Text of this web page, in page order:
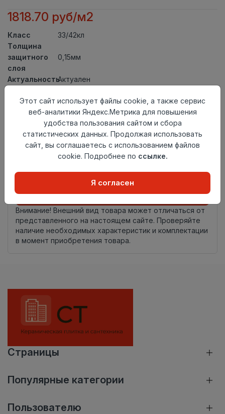
1818.70 руб/м2
Класс
33/42кл
Толщина
защитного
слоя
0,15мм
АктуальностьАктуален
Размер
доски
1200x180мм
Теплый пол
до +27 градусов
Способ
укладки
Замковый метод
Без фаски
Осталось
Добавить в корзину
Внимание! Внешний вид товара может отличаться от
представленного на настоящем сайте. Проверяйте
наличие необходимых характеристик и комплектации
в момент приобретения товара.
Страницы
Популярные категории
Пользователю
Этот сайт использует файлы cookie, а также сервис
веб-аналитики Яндекс.Метрика для повышения
удобства пользования сайтом и сбора
статистических данных. Продолжая использовать
сайт, вы соглашаетесь с использованием файлов
cookie. Подробнее по ссылке.
Я согласен